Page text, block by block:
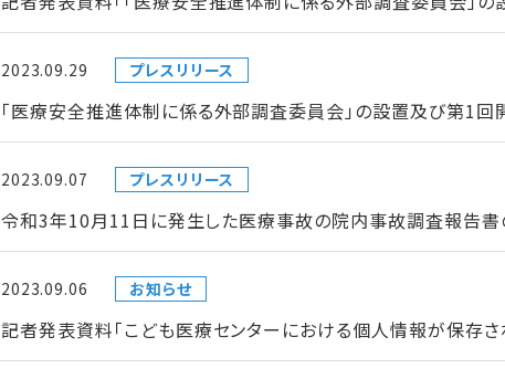
2023.09.29 プレスリリース
「医療安全推進体制に係る外部調査委員会」の設置及び第1回
2023.09.07 プレスリリース
令和3年10月11日に発生した医療事故の院内事故調査報告書
2023.09.06 お知らせ
記者発表資料「こども医療センターにおける個人情報が保存